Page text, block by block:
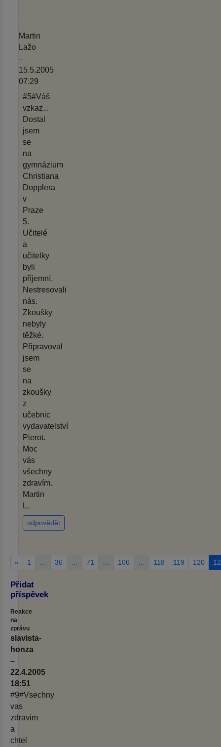
Martin
Lažo
–
15.5.2005
07:29
#5#Váš
vzkaz...
Dostal
jsem
se
na
gymnázium
Christiana
Dopplera
v
Praze
5.
Učitelé
a
učitelky
byli
příjemní.
Nestresovali
nás.
Zkoušky
nebyly
těžké.
Připravoval
jsem
se
na
zkoušky
z
učebnic
vydavatelství
Pierot.
Moc
vás
všechny
zdravím.
Martin
L.
odpovědět
« 1 36 71 106 118 119 120
Přidat
příspěvek
Reakce
na
zprávu
slavista-
honza
–
22.4.2005
18:51
#9#Vsechny
vas
zdravim
a
chtel